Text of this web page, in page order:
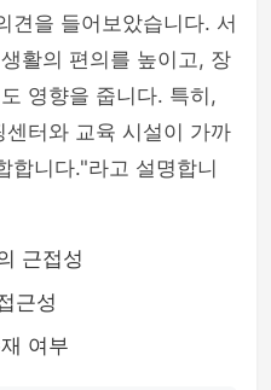
견을 들어보았습니다. 서
활의 편의를 높이고, 장
영향을 줍니다. 특히,
터와 교육 시설이 가까
합니다."라고 설명합니
근접성
근성
여부